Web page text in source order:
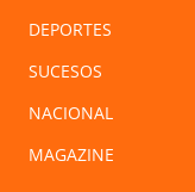
DEPORTES
SUCESOS
NACIONAL
MAGAZINE